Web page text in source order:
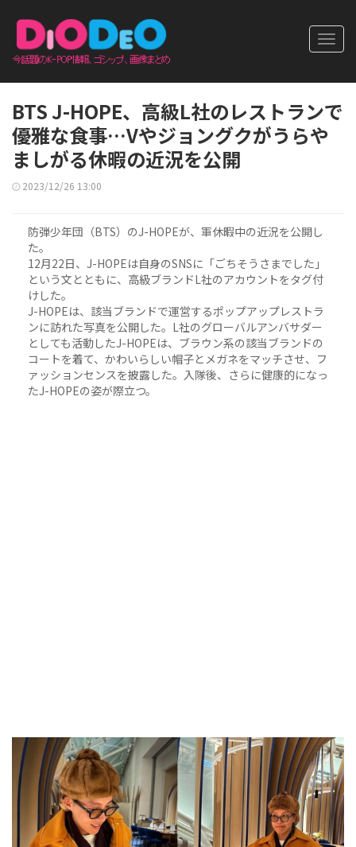
BTS J-HOPE、高級L社のレストランで
優雅な食事…Vやジョングクがうらや
ましがる休暇の近況を公開
2023/12/26 13:00
防弾少年団（BTS）のJ-HOPEが、軍休暇中の近況を公開し
た。
12月22日、J-HOPEは自身のSNSに「ごちそうさまでした」
という文とともに、高級ブランドL社のアカウントをタグ付
けした。
J-HOPEは、該当ブランドで運営するポップアップレストラ
ンに訪れた写真を公開した。L社のグローバルアンバサダー
としても活動したJ-HOPEは、ブラウン系の該当ブランドの
コートを着て、かわいらしい帽子とメガネをマッチさせ、フ
ァッションセンスを披露した。入隊後、さらに健康的になっ
たJ-HOPEの姿が際立つ。